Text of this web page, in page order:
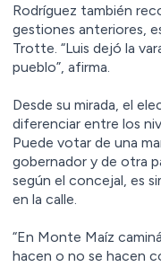
Rodríguez también
gestiones anteriores,
Trotte. “Luis dejó la
pueblo”, afirma.
Desde su mirada, el
diferenciar entre los
Puede votar de una
gobernador y de otra
según el concejal, es
en la calle.
“En Monte Maíz
hacen o no se hacen